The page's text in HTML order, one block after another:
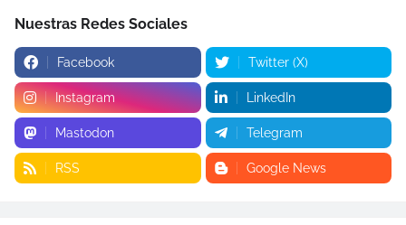
Nuestras Redes Sociales
Facebook Twitter (X)
Instagram LinkedIn
Mastodon Telegram
RSS Google News